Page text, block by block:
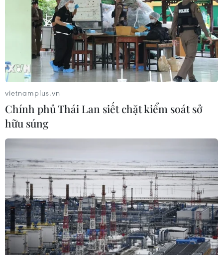
vietnamplus.vn
Chính phủ Thái Lan siết chặt kiểm soát sở
hữu súng